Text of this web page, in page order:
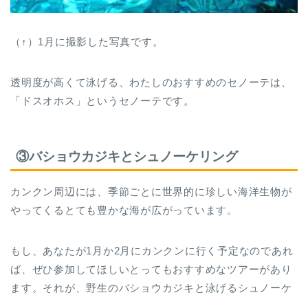
（↑）1月に撮影した写真です。
透明度が高くて泳げる、わたしのおすすめのセノーテは、
「ドスオホス」というセノーテです。
③バショウカジキとシュノーケリング
カンクン周辺には、季節ごとに世界的に珍しい海洋生物が
やってくるとても豊かな海が広がっています。
もし、あなたが1月か2月にカンクンに行く予定なのであれ
ば、ぜひ参加してほしいとってもおすすめなツアーがあり
ます。それが、野生のバショウカジキと泳げるシュノーケ